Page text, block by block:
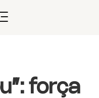
força